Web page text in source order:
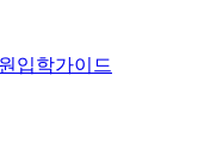
입학가이드